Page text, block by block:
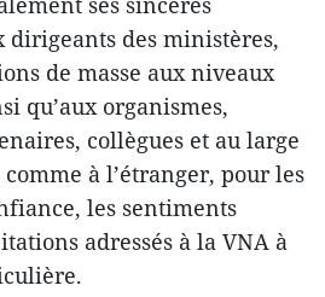
dirigeants des ministères,
de masse aux niveaux
qu’aux organismes,
collègues et au large
à l’étranger, pour les
les sentiments
adressés à la VNA à